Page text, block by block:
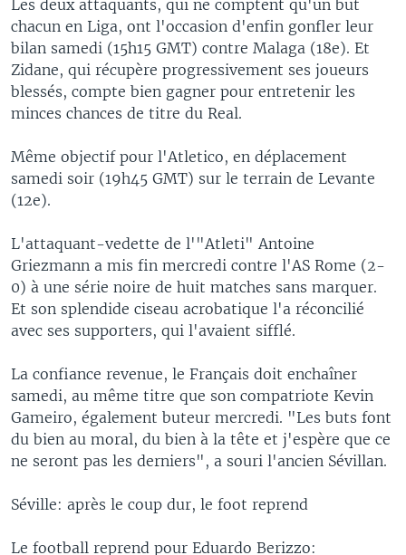
Les deux attaquants, qui ne comptent qu'un but
chacun en Liga, ont l'occasion d'enfin gonfler leur
bilan samedi (15h15 GMT) contre Malaga (18e). Et
Zidane, qui récupère progressivement ses joueurs
blessés, compte bien gagner pour entretenir les
minces chances de titre du Real.
Même objectif pour l'Atletico, en déplacement
samedi soir (19h45 GMT) sur le terrain de Levante
(12e).
L'attaquant-vedette de l'"Atleti" Antoine
Griezmann a mis fin mercredi contre l'AS Rome (2-
0) à une série noire de huit matches sans marquer.
Et son splendide ciseau acrobatique l'a réconcilié
avec ses supporters, qui l'avaient sifflé.
La confiance revenue, le Français doit enchaîner
samedi, au même titre que son compatriote Kevin
Gameiro, également buteur mercredi. "Les buts font
du bien au moral, du bien à la tête et j'espère que ce
ne seront pas les derniers", a souri l'ancien Sévillan.
Séville: après le coup dur, le foot reprend
Le football reprend pour Eduardo Berizzo: